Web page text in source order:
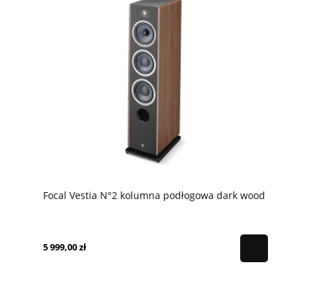
Focal Vestia N°2 kolumna podłogowa dark wood
5 999,00 zł